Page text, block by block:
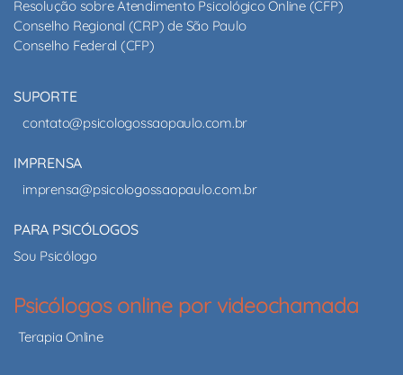
Resolução sobre Atendimento Psicológico Online (CFP)
Conselho Regional (CRP) de São Paulo
Conselho Federal (CFP)
SUPORTE
contato@psicologossaopaulo.com.br
IMPRENSA
imprensa@psicologossaopaulo.com.br
PARA PSICÓLOGOS
Sou Psicólogo
Psicólogos online por videochamada
Terapia Online